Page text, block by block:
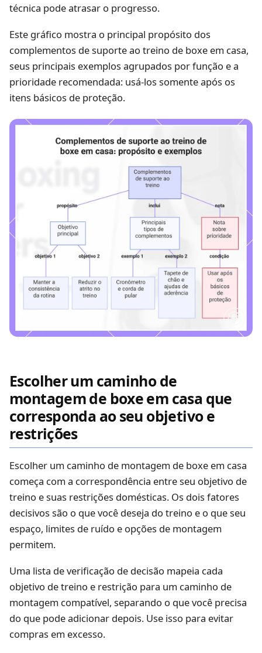
técnica pode atrasar o progresso.
Este gráfico mostra o principal propósito dos
complementos de suporte ao treino de boxe em casa,
seus principais exemplos agrupados por função e a
prioridade recomendada: usá-los somente após os
itens básicos de proteção.
Escolher um caminho de
montagem de boxe em casa que
corresponda ao seu objetivo e
restrições
Escolher um caminho de montagem de boxe em casa
começa com a correspondência entre seu objetivo de
treino e suas restrições domésticas. Os dois fatores
decisivos são o que você deseja do treino e o que seu
espaço, limites de ruído e opções de montagem
permitem.
Uma lista de verificação de decisão mapeia cada
objetivo de treino e restrição para um caminho de
montagem compatível, separando o que você precisa
do que pode adicionar depois. Use isso para evitar
compras em excesso.